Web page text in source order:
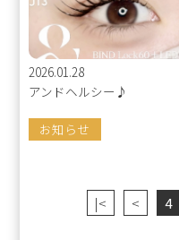
2026.01.28
アンドヘルシー♪
お知らせ
|< < 4